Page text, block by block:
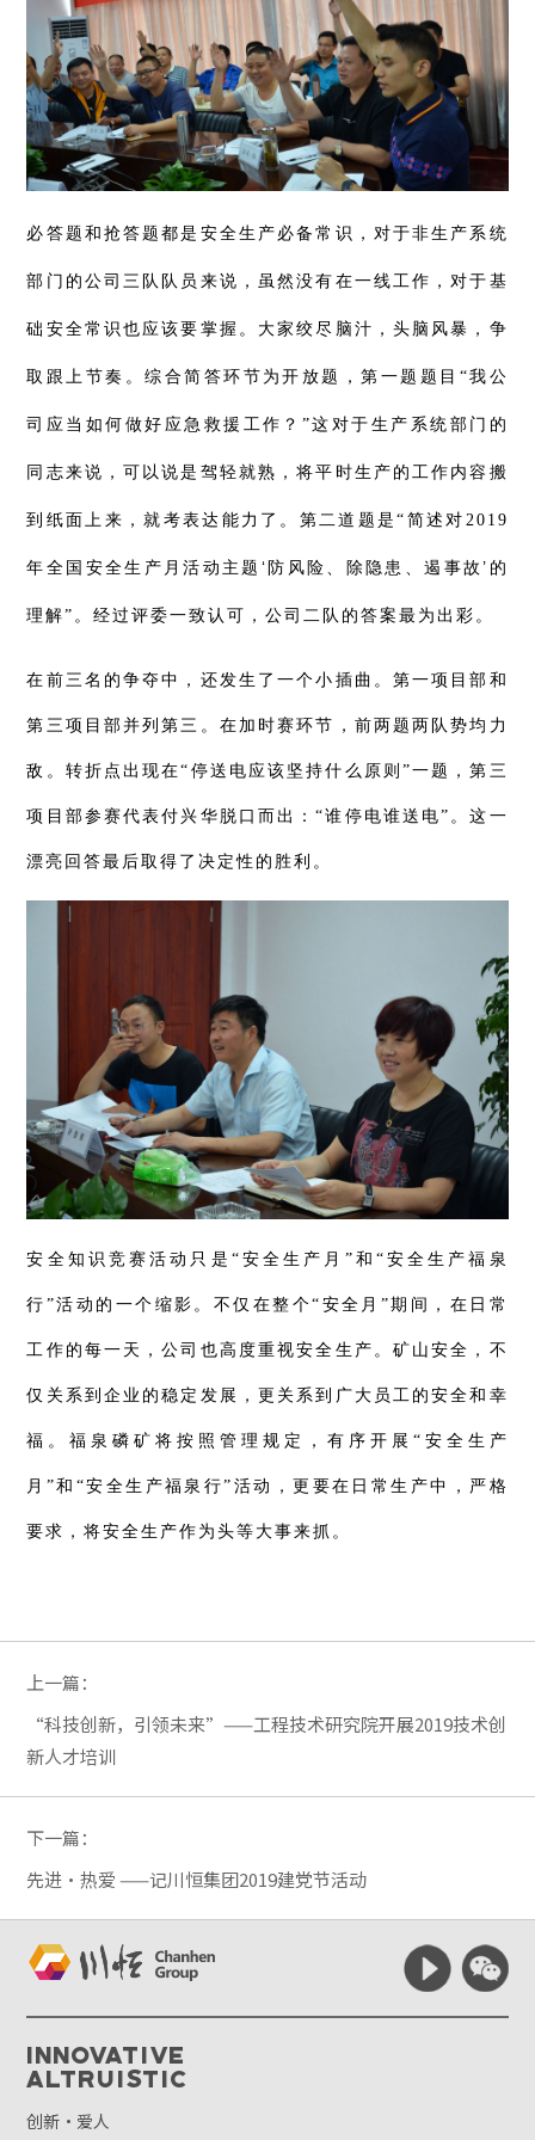
必答题和抢答题都是安全生产必备常识，对于非生产系统
部门的公司三队队员来说，虽然没有在一线工作，对于基
础安全常识也应该要掌握。大家绞尽脑汁，头脑风暴，争
取跟上节奏。综合简答环节为开放题，第一题题目“我公
司应当如何做好应急救援工作？”这对于生产系统部门的
同志来说，可以说是 驾轻就熟 ，将平时生产的工作内容搬
到纸面上来，就考表达能力了。第二道题是“简述对2019
年全国安全生产月活动主题 ‘防风险、除隐患、遏事故’ 的
理解”。经过评委一致认可，公司二队的答案最为出彩。
在前三名的争夺中，还发生了一个小插曲。 第一项目部和
第三项目部并列第三。在加时赛环节，前两题两队势均力
敌。转折点出现在“停送电应该坚持什么原则”一题，第三
项目部参赛代表付兴华脱口而出：“谁停电谁送电”。这一
漂亮回答最后取得了决定性的胜利。
安全知识竞赛活动只是“安全生产月”和“安全生产福泉
行”活动的一个缩影。不仅在整个“安全月”期间，在日常
工作的每一天，公司也高度重视安全生产。矿山安全，不
仅关系到企业的稳定发展，更关系到广大员工的安全和幸
福。福泉磷矿将按照管理规定，有序开展“安全生产
月”和“安全生产福泉行”活动，更要在日常生产中，严格
要求，将安全生产作为头等大事来抓。
上一篇：
“科技创新，引领未来”——工程技术研究院开展2019技术创
新人才培训
下一篇：
先进·热爱 ——记川恒集团2019建党节活动
Innovative
Altruistic
创新·爱人